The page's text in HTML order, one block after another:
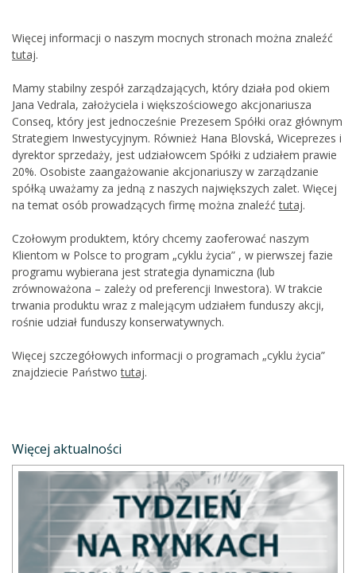
Więcej informacji o naszym mocnych stronach można znaleźć
tutaj.
Mamy stabilny zespół zarządzających, który działa pod okiem
Jana Vedrala, założyciela i większościowego akcjonariusza
Conseq, który jest jednocześnie Prezesem Spółki oraz głównym
Strategiem Inwestycyjnym. Również Hana Blovská, Wiceprezes i
dyrektor sprzedaży, jest udziałowcem Spółki z udziałem prawie
20%. Osobiste zaangażowanie akcjonariuszy w zarządzanie
spółką uważamy za jedną z naszych największych zalet. Więcej
na temat osób prowadzących firmę można znaleźćtutaj.
Czołowym produktem, który chcemy zaoferować naszym
Klientom w Polsce to program „cyklu życia” , w pierwszej fazie
programu wybierana jest strategia dynamiczna (lub
zrównoważona – zależy od preferencji Inwestora). W trakcie
trwania produktu wraz z malejącym udziałem funduszy akcji,
rośnie udział funduszy konserwatywnych.
Więcej szczegółowych informacji o programach „cyklu życia”
znajdziecie Państwotutaj.
Więcej aktualności